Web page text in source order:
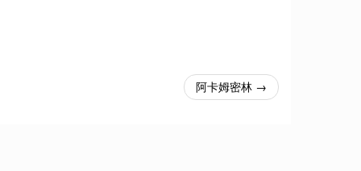
阿卡姆密林 →